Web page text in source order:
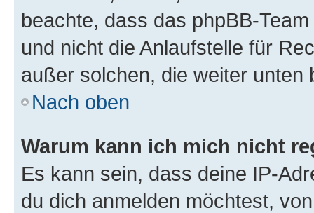
beachte, dass das phpBB-
und nicht die Anlaufstelle für
außer solchen, die weiter unten
Nach oben
Warum kann ich mich nicht
Es kann sein, dass deine IP-
du dich anmelden möchtest,